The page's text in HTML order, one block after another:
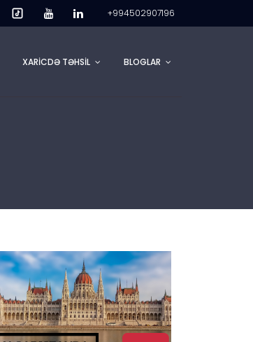
+994502907196
XARİCDƏ TƏHSİL BLOGLAR